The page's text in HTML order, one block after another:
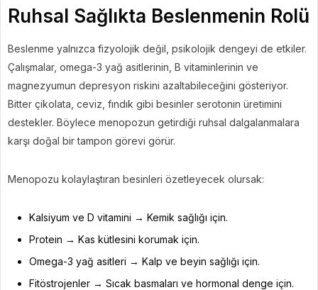
Ruhsal Sağlıkta Beslenmenin Rolü
Beslenme yalnızca fizyolojik değil, psikolojik dengeyi de etkiler.
Çalışmalar, omega-3 yağ asitlerinin, B vitaminlerinin ve
magnezyumun depresyon riskini azaltabileceğini gösteriyor.
Bitter çikolata, ceviz, fındık gibi besinler serotonin üretimini
destekler. Böylece menopozun getirdiği ruhsal dalgalanmalara
karşı doğal bir tampon görevi görür.
Menopozu kolaylaştıran besinleri özetleyecek olursak:
Kalsiyum ve D vitamini → Kemik sağlığı için.
Protein → Kas kütlesini korumak için.
Omega-3 yağ asitleri → Kalp ve beyin sağlığı için.
Fitöstrojenler → Sıcak basmaları ve hormonal denge için.